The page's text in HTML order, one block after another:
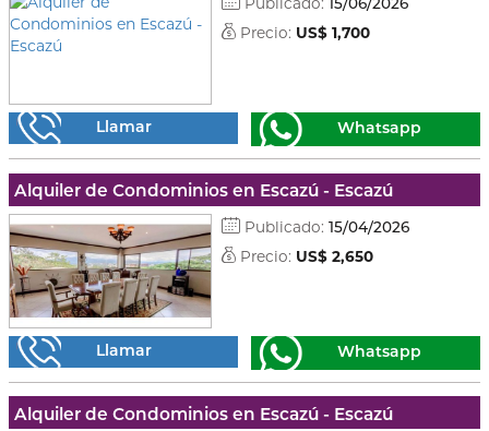
Precio: US$ 1,700
Llamar Whatsapp
Alquiler de Condominios en Escazú - Escazú
Publicado: 15/04/2026
Precio: US$ 2,650
Llamar Whatsapp
Alquiler de Condominios en Escazú - Escazú